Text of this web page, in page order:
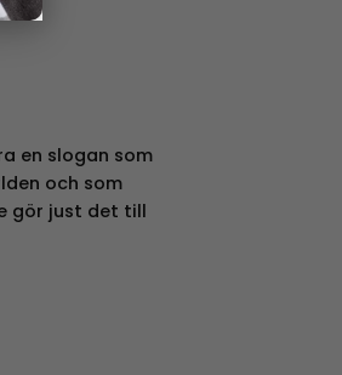
en slogan som
och som
gör just det till